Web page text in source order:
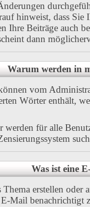
hinweist, dass
Ihre Beiträge auch
dann
Warum werden in
vom
Wörter enthält,
werden für alle
Was ist eine
Thema erstellen
Mail benachrichtigt